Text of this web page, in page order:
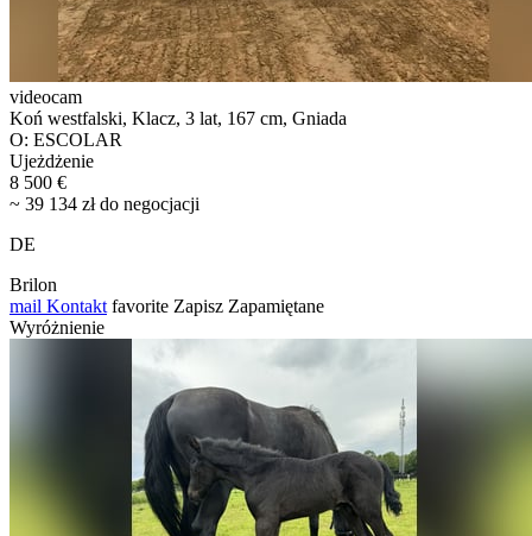
videocam
Koń westfalski, Klacz, 3 lat, 167 cm, Gniada
O: ESCOLAR
Ujeżdżenie
8 500 €
~ 39 134 zł do negocjacji
DE
Brilon
mail Kontakt favorite Zapisz Zapamiętane
Wyróżnienie